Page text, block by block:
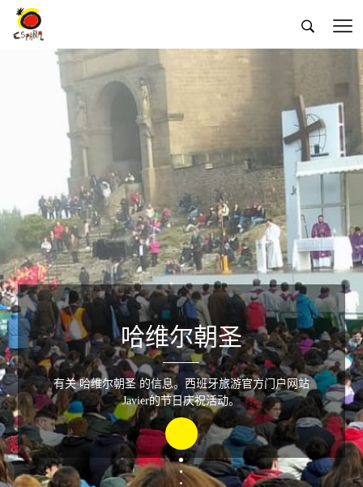
 
哈维尔朝圣
有关 哈维尔朝圣 的信息。西班牙旅游官方门户网站
Javier的节日庆祝活动。